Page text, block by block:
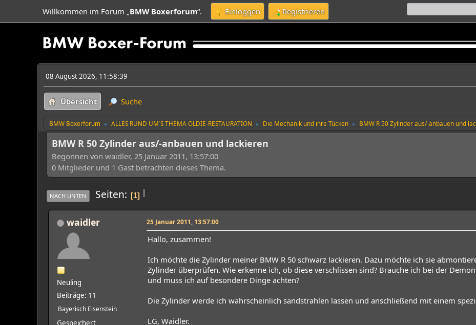
Willkommen im Forum „BMW Boxerforum“. Einloggen Registrieren
08 August 2026, 11:58:39
Übersicht Suche
BMW Boxerforum ► ALLES RUND UM´S THEMA OLDIE-RESTAURATION ► Die Mechanik und ihre Tücken ► BMW R 50 Zylinder aus/-anbauen und
BMW R 50 Zylinder aus/-anbauen und lackieren
Begonnen von waidler, 25 Januar 2011, 13:57:00
0 Mitglieder und 1 Gast betrachten dieses Thema.
|
NACH UNTEN Seiten 1
waidler
Neuling
Beiträge: 11
Bayerisch Eisenstein
Gespeichert
25 Januar 2011, 13:57:00
Hallo, zusammen!
Ich möchte die Zylinder meiner BMW R 50 schwarz lackieren. Dazu möchte ich sie
Zylinder überprüfen. Wie erkenne ich, ob diese verschlissen sind? Brauche ich bei der
und muss ich auf besondere Dinge achten?
Die Zylinder werde ich wahrscheinlich sandstrahlen lassen und anschließend mit einem
LG, Waidler.